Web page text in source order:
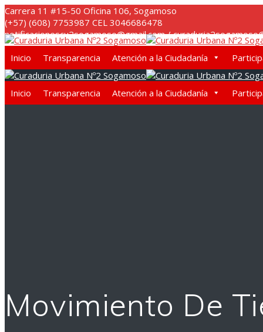
Skip
to
content
Carrera 11 #15-50 Oficina 106, Sogamoso
(+57) (608) 7753987 CEL 3046686478
notificacionescu2sogamoso@gmail.com /
Inicio
Transparencia Atención a la Ciudadanía
Inicio Transparencia Atención a la Ciudadanía
Movimiento De